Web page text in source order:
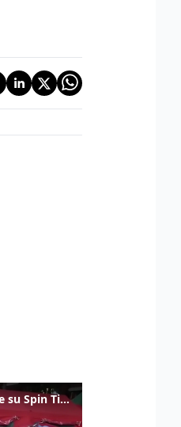
Gualtieri: "Responsabilità del Viminale su Spin Time? La posizione dei partiti è nota"